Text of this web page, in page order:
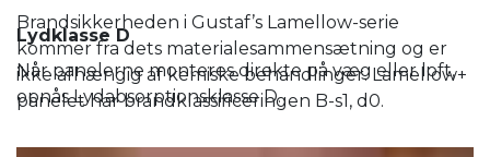
Lydklasse D
Når panelerne monteres direkte på væg eller loft,
opnås Lydabsorptionsklasse D.
Brandsikkerheden i Gustaf’s Lamellow-serie
kommer fra dets materialesammensætning og er
ikke afhængig af kemiske behandlinger. Lamellow+
panelet har brandklassificeringen B-s1, d0.